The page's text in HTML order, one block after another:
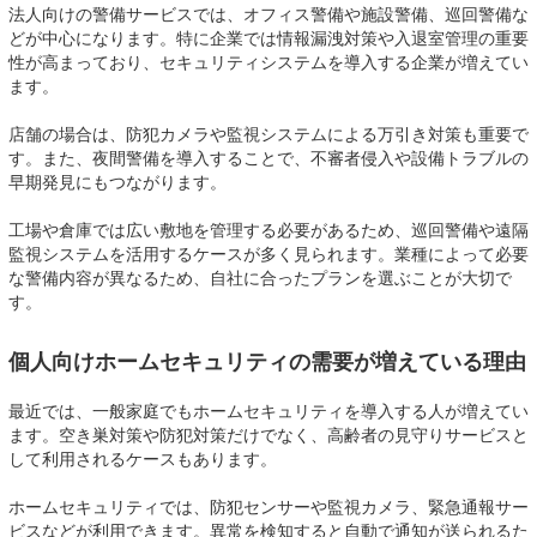
法人向けの警備サービスでは、オフィス警備や施設警備、巡回警備な
どが中心になります。特に企業では情報漏洩対策や入退室管理の重要
性が高まっており、セキュリティシステムを導入する企業が増えてい
ます。
店舗の場合は、防犯カメラや監視システムによる万引き対策も重要で
す。また、夜間警備を導入することで、不審者侵入や設備トラブルの
早期発見にもつながります。
工場や倉庫では広い敷地を管理する必要があるため、巡回警備や遠隔
監視システムを活用するケースが多く見られます。業種によって必要
な警備内容が異なるため、自社に合ったプランを選ぶことが大切で
す。
個人向けホームセキュリティの需要が増えている理由
最近では、一般家庭でもホームセキュリティを導入する人が増えてい
ます。空き巣対策や防犯対策だけでなく、高齢者の見守りサービスと
して利用されるケースもあります。
ホームセキュリティでは、防犯センサーや監視カメラ、緊急通報サー
ビスなどが利用できます。異常を検知すると自動で通知が送られるた